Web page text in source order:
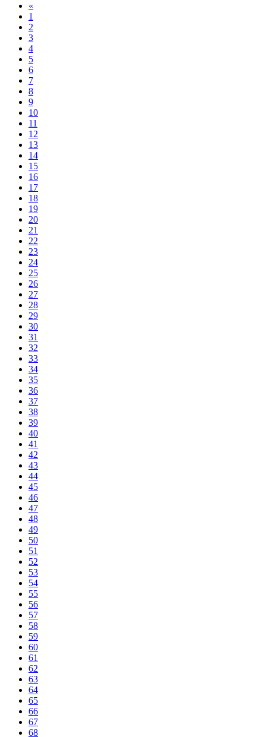
«
1
2
3
4
5
6
7
8
9
10
11
12
13
14
15
16
17
18
19
20
21
22
23
24
25
26
27
28
29
30
31
32
33
34
35
36
37
38
39
40
41
42
43
44
45
46
47
48
49
50
51
52
53
54
55
56
57
58
59
60
61
62
63
64
65
66
67
68